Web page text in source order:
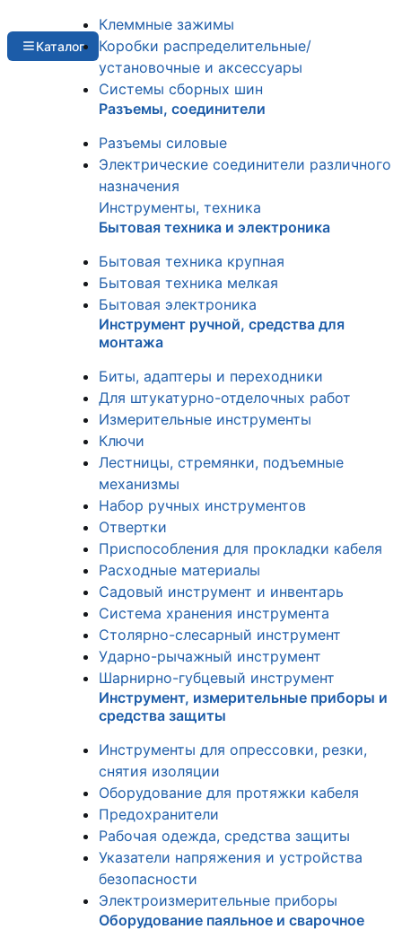
Каталог
Клеммные зажимы
Коробки распределительные/
установочные и аксессуары
Системы сборных шин
Разъемы, соединители
Разъемы силовые
Электрические соединители различного
назначения
Инструменты, техника
Бытовая техника и электроника
Бытовая техника крупная
Бытовая техника мелкая
Бытовая электроника
Инструмент ручной, средства для
монтажа
Биты, адаптеры и переходники
Для штукатурно-отделочных работ
Измерительные инструменты
Ключи
Лестницы, стремянки, подъемные
механизмы
Набор ручных инструментов
Отвертки
Приспособления для прокладки кабеля
Расходные материалы
Садовый инструмент и инвентарь
Система хранения инструмента
Столярно-слесарный инструмент
Ударно-рычажный инструмент
Шарнирно-губцевый инструмент
Инструмент, измерительные приборы и
средства защиты
Инструменты для опрессовки, резки,
снятия изоляции
Оборудование для протяжки кабеля
Предохранители
Рабочая одежда, средства защиты
Указатели напряжения и устройства
безопасности
Электроизмерительные приборы
Оборудование паяльное и сварочное